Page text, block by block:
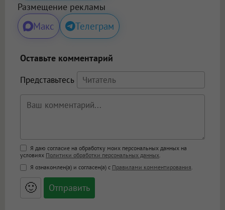
Размещение рекламы
Макс Телеграм
Оставьте комментарий
Представьтесь
Поддержка HTML
<b>, <strong>, <u>, <i>, <em>, <s>, <big>,
<small>, <sup>, <sub>, <pre>, <ul>, <ol>, <li>,
<blockquote>, <code> экранирует HTML,
адреса URL автоматически становятся
ссылками, и [img]адрес[/img] будет
Я даю согласие на обработку моих персональных данных на
условиях Политики обработки персональных данных.
Я ознакомлен(а) и согласен(а) с Правилами комментирования.
🙂